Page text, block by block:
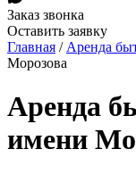
Заказ звонка
Оставить заявку
Главная / Аренда
Морозова
Аренда
имени